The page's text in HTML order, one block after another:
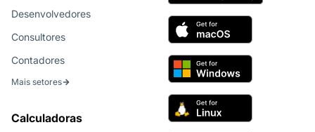
Desenvolvedores
Consultores
Contadores
Mais setores
Calculadoras